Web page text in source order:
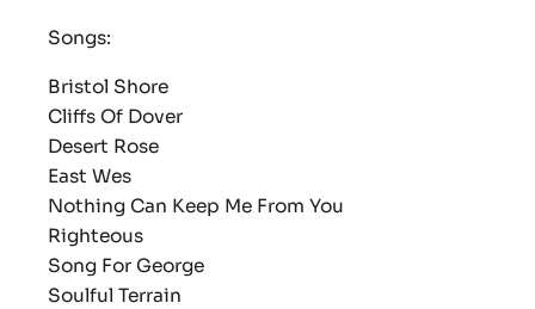
Songs:
Bristol Shore
Cliffs Of Dover
Desert Rose
East Wes
Nothing Can Keep Me From You
Righteous
Song For George
Soulful Terrain